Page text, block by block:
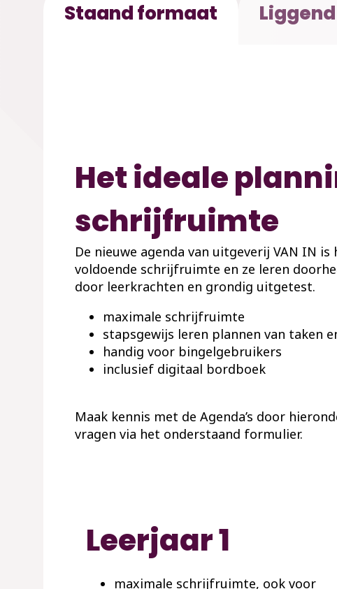
Staand formaat
Het ideale
schrijfruimte
De nieuwe agenda van uitgeverij VAN IN
voldoende schrijfruimte en ze leren
door leerkrachten en grondig uitgetest.
maximale schrijfruimte
stapsgewijs leren plannen van taken
handig voor bingelgebruikers
inclusief digitaal bordboek
Maak kennis met de Agenda’s door
vragen via het onderstaand formulier.
Leerjaar 1
maximale schrijfruimte, ook voor